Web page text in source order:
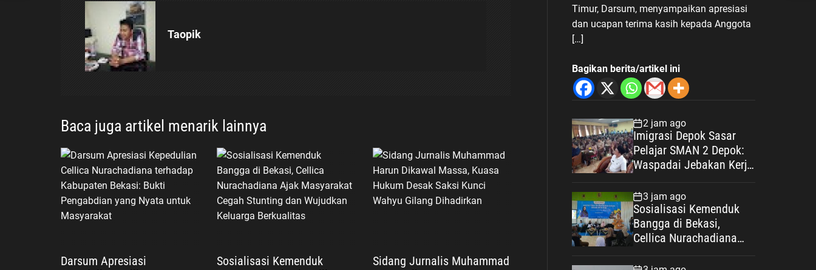
o
s
Taopik
Baca juga artikel menarik lainnya
Darsum Apresiasi
Sosialisasi Kemenduk
Sidang Jurnalis Muhammad
Timur, Darsum, menyampaikan apresiasi
dan ucapan terima kasih kepada Anggota
[…]
Bagikan berita/artikel ini
2 jam ago
Imigrasi Depok Sasar
Pelajar SMAN 2 Depok:
Waspadai Jebakan Kerja
3 jam ago
Sosialisasi Kemenduk
Bangga di Bekasi,
Cellica Nurachadiana
Stunting dan Wujudkan